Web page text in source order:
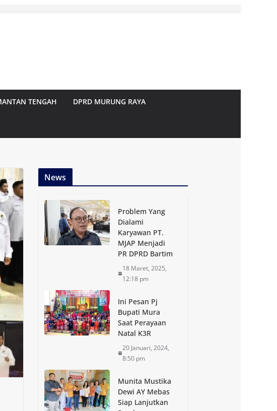
TENGAH DPRD MURUNG RAYA
News
Problem Yang
Dialami
Karyawan PT.
MJAP Menjadi
PR DPRD Bartim
18 Maret, 2025,
12:18 pm
Ini Pesan Pj
Bupati Mura
Saat Perayaan
Natal K3R
20 Januari, 2024,
8:50 pm
Munita Mustika
Dewi AY Mebas
Siap Lanjutkan